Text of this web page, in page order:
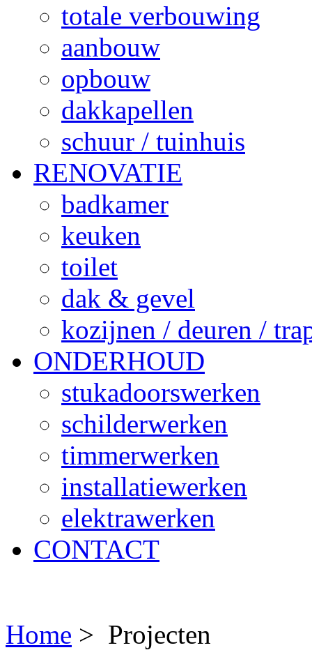
totale verbouwing
aanbouw
opbouw
dakkapellen
schuur / tuinhuis
RENOVATIE
badkamer
keuken
toilet
dak & gevel
kozijnen / deuren /
ONDERHOUD
stukadoorswerken
schilderwerken
timmerwerken
installatiewerken
elektrawerken
CONTACT
Home > Projecten